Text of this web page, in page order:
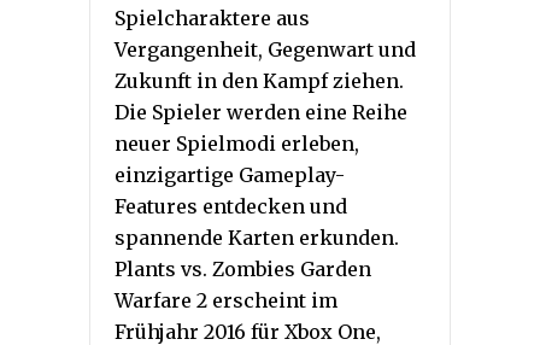
Spielcharaktere aus
Vergangenheit, Gegenwart und
Zukunft in den Kampf ziehen.
Die Spieler werden eine Reihe
neuer Spielmodi erleben,
einzigartige Gameplay-
Features entdecken und
spannende Karten erkunden.
Plants vs. Zombies Garden
Warfare 2 erscheint im
Frühjahr 2016 für Xbox One,